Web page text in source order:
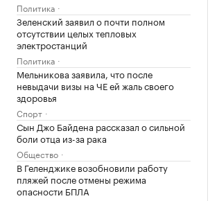
Политика
Зеленский заявил о почти полном
отсутствии целых тепловых
электростанций
Политика
Мельникова заявила, что после
невыдачи визы на ЧЕ ей жаль своего
здоровья
Спорт
Сын Джо Байдена рассказал о сильной
боли отца из-за рака
Общество
В Геленджике возобновили работу
пляжей после отмены режима
опасности БПЛА